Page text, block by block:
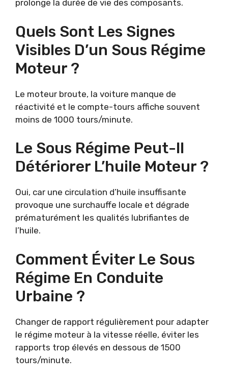
prolonge la durée de vie des composants.
Quels Sont Les Signes
Visibles D’un Sous Régime
Moteur ?
Le moteur broute, la voiture manque de
réactivité et le compte-tours affiche souvent
moins de 1000 tours/minute.
Le Sous Régime Peut-Il
Détériorer L’huile Moteur ?
Oui, car une circulation d’huile insuffisante
provoque une surchauffe locale et dégrade
prématurément les qualités lubrifiantes de
l’huile.
Comment Éviter Le Sous
Régime En Conduite
Urbaine ?
Changer de rapport régulièrement pour adapter
le régime moteur à la vitesse réelle, éviter les
rapports trop élevés en dessous de 1500
tours/minute.